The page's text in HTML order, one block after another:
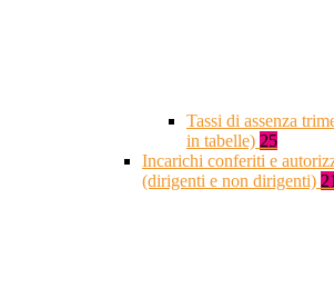
Tassi di assenza
in tabelle) 25
Incarichi conferiti e
(dirigenti e non dirigenti) 21